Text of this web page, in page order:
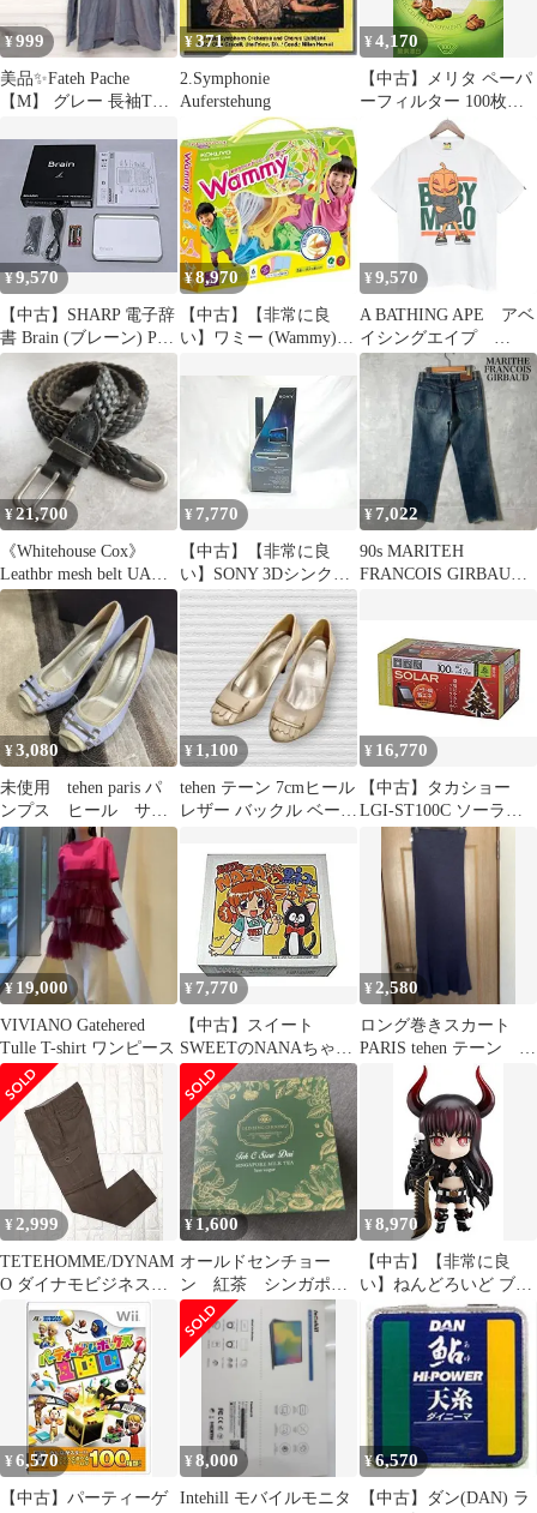
¥999
美品✨Fateh Pache
【M】 グレー 長袖Tシ
¥371
2.Symphonie
Auferstehung
¥4,170
【中古】メリタ ペーパ
ーフィルター 100枚入
ホワイト PA1×2G
wgteh8f
¥9,570
【中古】SHARP 電子辞
書 Brain (ブレーン) PW-
A7000 ホワイト PW-
A7000-W 生活総合 120
コンテンツ 100動画 カ
ラ-液晶 Wタッチ画面
Power Body 5.6型タッ
wgteh8f
¥8,970
【中古】【非常に良
い】ワミー (Wammy)
ピース KCT-BC111
¥ 9,570
A BATHING APE アベ
イシングエイプ
2021AW
HALLOWEEN BABY
MILO TEE ハロウィ
ンベイビーマイロTシ
002TEH701003F
8054000209583
¥21,700
《Whitehouse Cox》
Leathbr mesh belt UA別
注
¥ 7,770
【中古】【非常に良
い】SONY 3Dシンクロ
トランスミッター
TMR-BR100 wgteh8f
¥7,022
90s MARITEH
FRANCOIS GIRBAUD
¥3,080
未使用 tehen paris パ
ンプス ヒール サイ
ズ22.5
¥ 1,100
tehen テーン 7cmヒール
レザー バックル ベージ
¥ 16,770
【中古】タカショー
LGI-ST100C ソーラー
イルミネーション100球
シャンパンG 46776100
wgteh8f
¥ 19,000
VIVIANO Gatehered
Tulle T-shirt ワンピース
¥ 7,770
【中古】スイート
SWEETのNANAちゃん
と黒ネコのラッキー
NASA-100 wgteh8f
¥ 2,580
ロング巻きスカート
PARIS tehen テーン 麻
混♪♪最終価格！
¥ 2,999
TETEHOMME/DYNAM
O ダイナモビジネスカ
ーゴパンツ ブラウン
¥ 1,600
オールドセンチョー
ン 紅茶 シンガポー
ル
¥8,970
【中古】【非常に良
い】ねんどろいど ブラ
ックゴールドソー (ノ
ンスケール ABS&PVC
塗装済み可動フィギュ
ア) wgteh8f
¥6,570
【中古】パーティーゲ
¥8,000
Intehill モバイルモニタ
¥6,570
【中古】ダン(DAN) ラ